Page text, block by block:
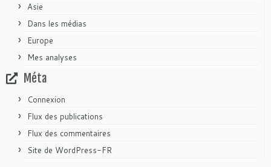
Asie
Dans les médias
Europe
Mes analyses
Méta
Connexion
Flux des publications
Flux des commentaires
Site de WordPress-FR